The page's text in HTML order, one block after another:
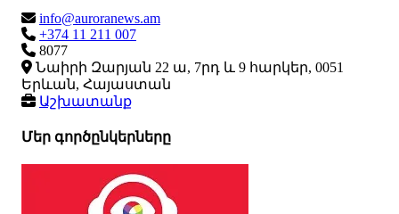
info@auroranews.am
+374 11 211 007
8077
Նաիրի Զարյան 22 ա, 7րդ և 9 հարկեր, 0051
Երևան, Հայաստան
Աշխատանք
Մեր գործընկերները